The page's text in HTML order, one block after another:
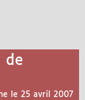
de
le 25 avril 2007